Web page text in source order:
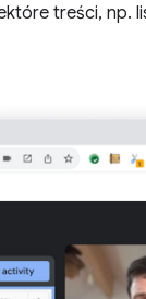
treści, np.